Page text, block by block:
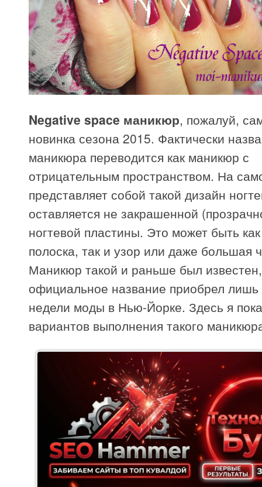
Negative space маникюр, пожалуй,
новинка сезона 2015. Фактически
маникюра переводится как маникюр с
отрицательным пространством. На
представляет собой такой дизайн
оставляется не закрашенной
ногтевой пластины. Это может быть
полоска, так и узор или даже большая
Маникюр такой и раньше был
официальное название приобрел лишь
недели моды в Нью-Йорке. Здесь я
вариантов выполнения такого